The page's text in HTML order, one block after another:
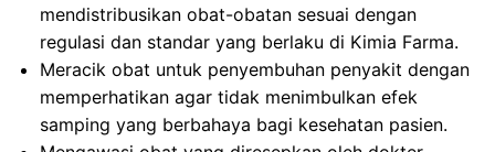
mendistribusikan obat-obatan sesuai dengan
regulasi dan standar yang berlaku di Kimia Farma.
Meracik obat untuk penyembuhan penyakit dengan
memperhatikan agar tidak menimbulkan efek
samping yang berbahaya bagi kesehatan pasien.